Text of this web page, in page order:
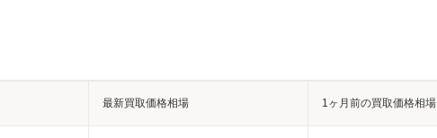
最新買取価格相場 1ヶ月前の買取価格相場